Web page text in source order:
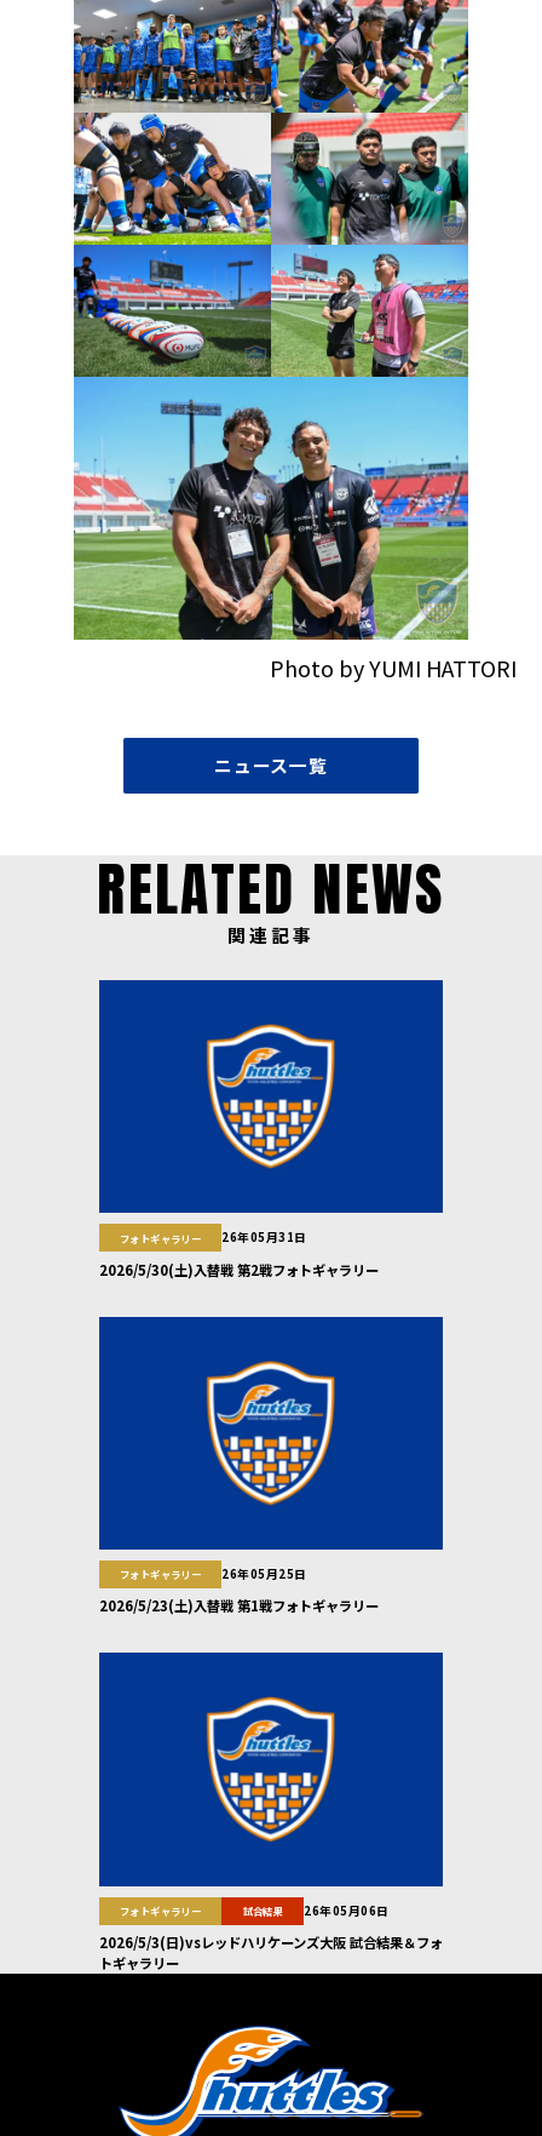
Photo by YUMI HATTORI
ニュース一覧
RELATED NEWS
関連記事
フォトギャラリー 26年05月31日
2026/5/30(土)入替戦 第2戦フォトギャラリー
フォトギャラリー 26年05月25日
2026/5/23(土)入替戦 第1戦フォトギャラリー
フォトギャラリー 試合結果 26年05月06日
2026/5/3(日)vsレッドハリケーンズ大阪 試合結果＆フォ
トギャラリー